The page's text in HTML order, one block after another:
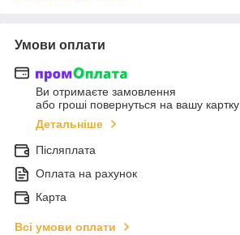
Умови оплати
Ви отримаєте замовлення
або гроші повернуться на вашу картку
Детальніше
Післяплата
Оплата на рахунок
Карта
Всі умови оплати